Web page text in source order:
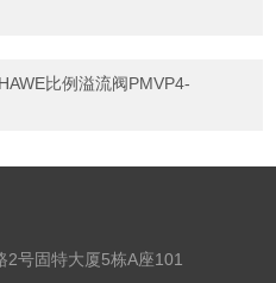
比例溢流阀PMVP4-
2号固特大厦5栋A座101